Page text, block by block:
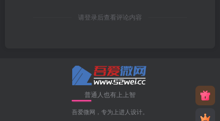
请登录后查看评论内容
普通人也有上上智
吾爱微网，专为上进人设计。